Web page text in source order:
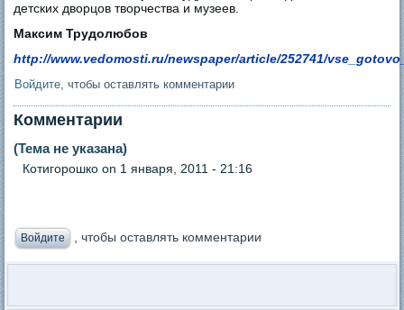
детских дворцов творчества и музеев.
Максим Трудолюбов
http://www.vedomosti.ru/newspaper/article/252741/
Войдите , чтобы оставлять комментарии
Комментарии
(Тема не указана)
Котигорошко on 1 января, 2011 - 21:16
Войдите , чтобы оставлять комментарии